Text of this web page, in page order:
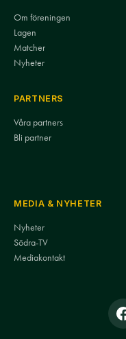
Om föreningen
Lagen
Matcher
Nyheter
PARTNERS
Våra partners
Bli partner
MEDIA & NYHETER
Nyheter
Södra-TV
Mediakontakt